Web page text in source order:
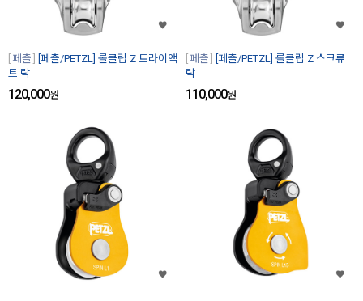
페츨
[페츨/PETZL] 롤클립 Z 트라이액
트 락
120,000원
페츨
[페츨/PETZL] 롤클립 Z 스크류
락
110,000원